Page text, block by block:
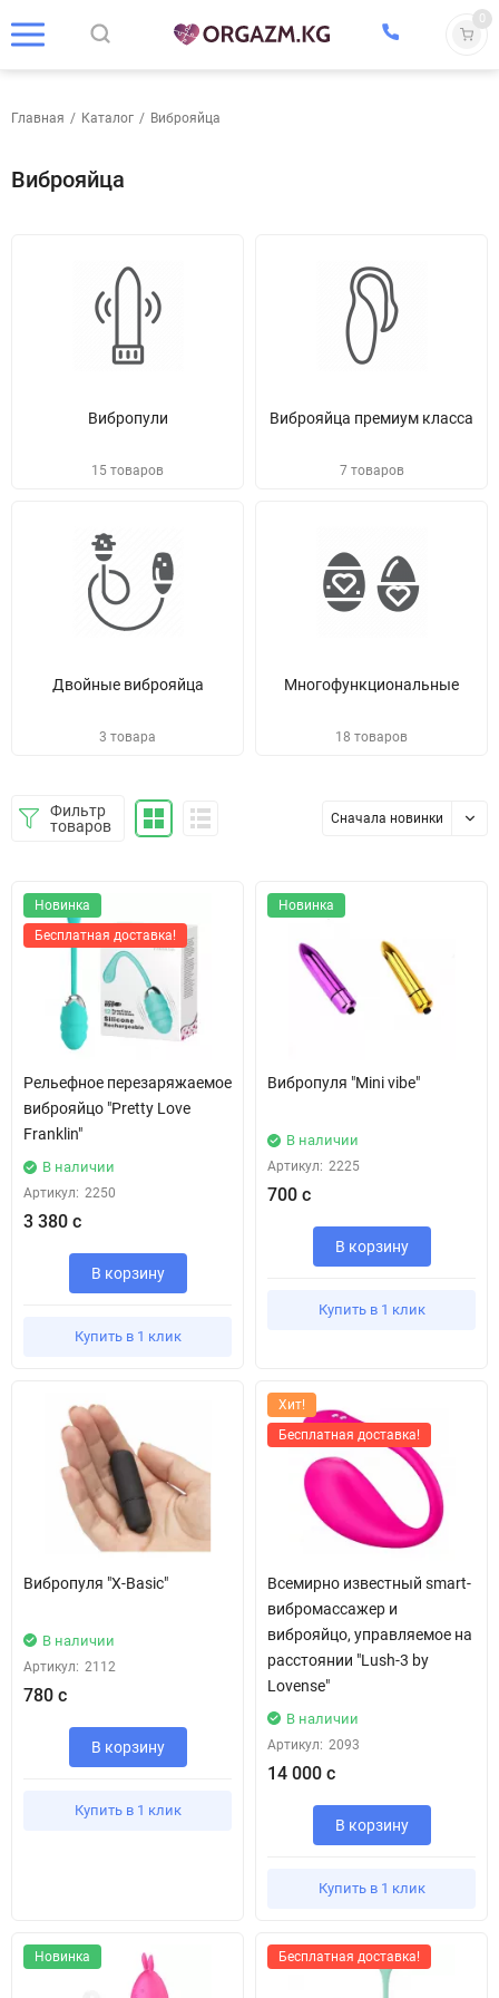
0
Главная / Каталог / Виброяйца
Виброяйца
Вибропули
15 товаров
Виброяйца премиум класса
7 товаров
Двойные виброяйца
3 товара
Многофункциональные
18 товаров
Фильтр
товаров
Сначала новинки
Новинка
Бесплатная доставка!
Рельефное перезаряжаемое
виброяйцо "Pretty Love
Franklin"
В наличии
Артикул: 2250
3 380 с
В корзину
Купить в 1 клик
Новинка
Вибропуля "Mini vibe"
В наличии
Артикул: 2225
700 с
В корзину
Купить в 1 клик
Вибропуля "X-Basic"
В наличии
Артикул: 2112
780 с
В корзину
Купить в 1 клик
Хит!
Бесплатная доставка!
Всемирно известный smart-
вибромассажер и
виброяйцо, управляемое на
расстоянии "Lush-3 by
Lovense"
В наличии
Артикул: 2093
14 000 с
В корзину
Купить в 1 клик
Новинка Бесплатная доставка!